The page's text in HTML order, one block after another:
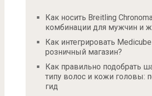
Как носить Breitling
комбинации для мужчин и
Как интегрировать
розничный магазин?
Как правильно подобрать
типу волос и кожи головы:
гид